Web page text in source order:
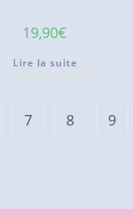
19,90€
Lire la suite
7 8 9